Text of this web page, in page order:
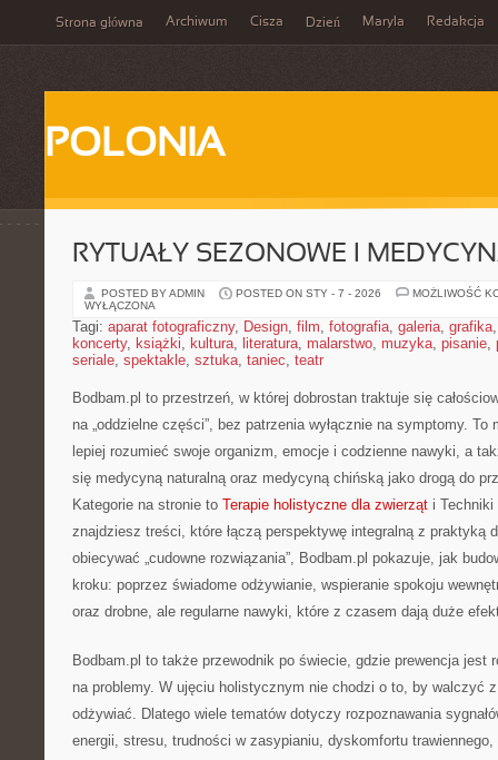
Strona główna Archiwum Cisza Dzień Maryla Redakcja
POLONIA
RYTUAŁY SEZONOWE I
POSTED BY ADMIN POSTED ON STY - 7 - 2026
MOŻLIWOŚĆ
WYŁĄCZONA
Tagi: aparat fotograficzny, Design, film, fotografia, galeria, grafika
koncerty, książki, kultura, literatura, malarstwo, muzyka, pisanie,
seriale, spektakle, sztuka, taniec, teatr
Bodbam.pl to przestrzeń, w której dobrostan traktuje się
na „oddzielne części”, bez patrzenia wyłącznie na symptomy.
lepiej rozumieć swoje organizm, emocje i codzienne nawyki, a
się medycyną naturalną oraz medycyną chińską jako drogą do
Kategorie na stronie to Terapie holistyczne dla zwierząt i Techniki
znajdziesz treści, które łączą perspektywę integralną z praktyką
obiecywać „cudowne rozwiązania”, Bodbam.pl pokazuje, jak
kroku: poprzez świadome odżywianie, wspieranie spokoju
oraz drobne, ale regularne nawyki, które z czasem dają duże
Bodbam.pl to także przewodnik po świecie, gdzie prewencja jest
na problemy. W ujęciu holistycznym nie chodzi o to, by walczyć
odżywiać. Dlatego wiele tematów dotyczy rozpoznawania
energii, stresu, trudności w zasypianiu, dyskomfortu